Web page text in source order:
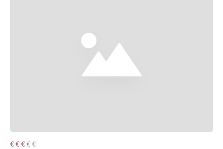
€ € € € €
€ € €